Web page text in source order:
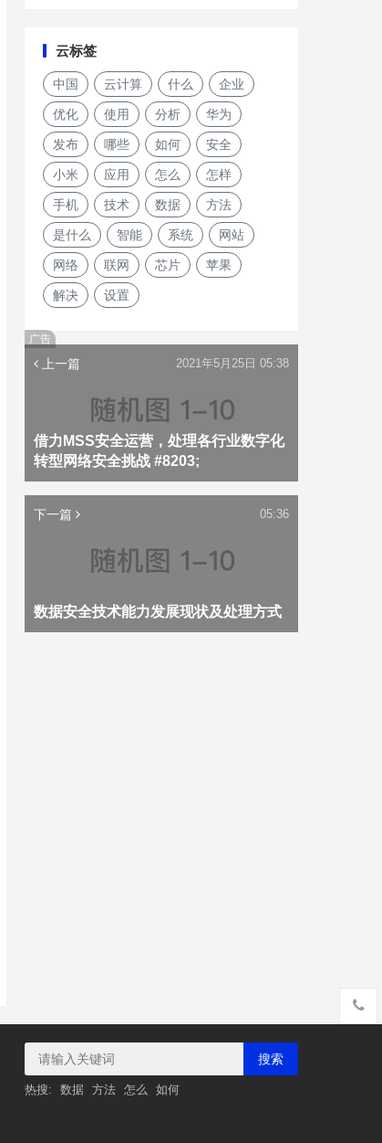
云标签
中国 云计算 什么 企业
优化 使用 分析 华为
发布 哪些 如何 安全
小米 应用 怎么 怎样
手机 技术 数据 方法
是什么 智能 系统 网站
网络 联网 芯片 苹果
解决 设置
广告
上一篇
借力MSS安全运营，处理各行业数字化
转型网络安全挑战 #8203;
2021年5月25日 05:38
下一篇
数据安全技术能力发展现状及处理方式
05:36
搜索
热搜: 数据 方法 怎么 如何